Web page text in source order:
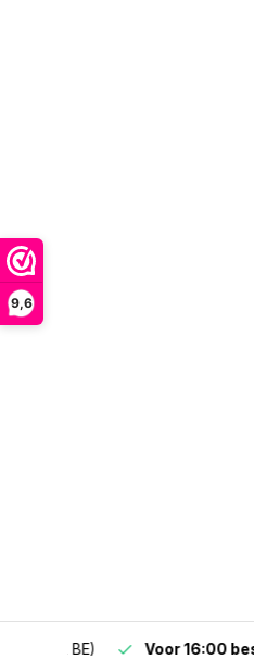
9,6
Voor 16:00 besteld,